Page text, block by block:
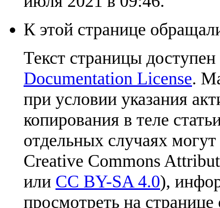
К этой странице
Текст страницы
Documentation License.
при условии указания
копирования в теле
отдельных случаях
Creative Commons
или CC BY-SA 4.0),
просмотреть на